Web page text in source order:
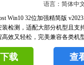
语言：简体中
Win10 32位加强精简版
装检测，适配大部分机型且支
高效又轻松，完美兼容各类机
护用户的数据和隐私，包含
别技术和BitLocker等功能。
载 查